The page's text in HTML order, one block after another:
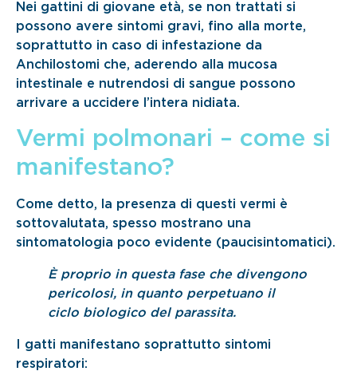
Nei gattini di giovane età, se non trattati si
possono avere sintomi gravi, fino alla morte,
soprattutto in caso di infestazione da
Anchilostomi che, aderendo alla mucosa
intestinale e nutrendosi di sangue possono
arrivare a uccidere l’intera nidiata.
Vermi polmonari – come si
manifestano?
Come detto, la presenza di questi vermi è
sottovalutata, spesso mostrano una
sintomatologia poco evidente (paucisintomatici).
È proprio in questa fase che divengono
pericolosi, in quanto perpetuano il
ciclo biologico del parassita.
I gatti manifestano soprattutto sintomi
respiratori: